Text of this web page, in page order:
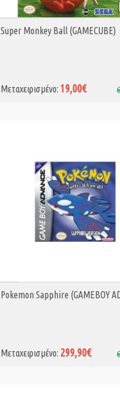
ΑΓΟΡΑ MET.
Super Monkey Ball (GAMECUBE)
Μεταχειρισμένο: 19,00€
ΑΓΟΡΑ MET.
Pokemon Sapphire (GAMEBOY
Μεταχειρισμένο: 299,90€